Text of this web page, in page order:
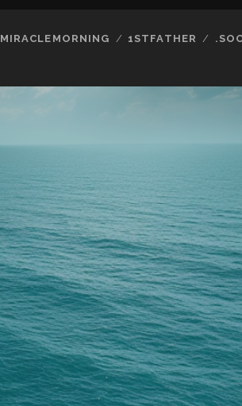
MIRACLEMORNING 1STFATHER